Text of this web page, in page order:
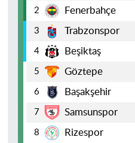
2 Fenerbahçe
3 Trabzonspor
4 Beşiktaş
5 Göztepe
6 Başakşehir
7 Samsunspor
8 Rizespor